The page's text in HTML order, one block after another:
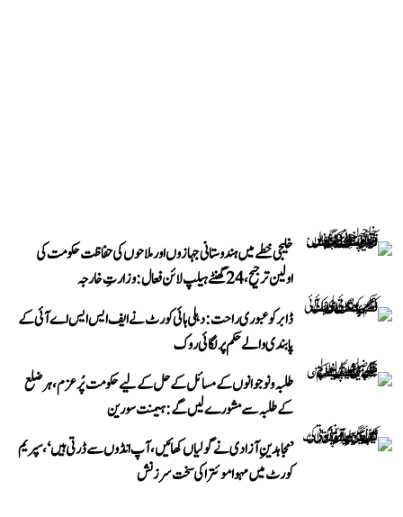
خلیجی خطے میں ہندوستانی جہازوں اور ملاحوں کی حفاظت حکومت کی
اولین ترجیح، 24 گھنٹے ہیلپ لائن فعال: وزارتِ خارجہ
ڈابر کو عبوری راحت: دہلی ہائی کورٹ نے ایف ایس ایس اے آئی کے
پابندی والے حکم پر لگائی روک
طلبہ و نوجوانوں کے مسائل کے حل کے لیے حکومت پُرعزم، ہر ضلع
کے طلبہ سے مشورے لیں گے: ہیمنت سورین
’مجاہدینِ آزادی نے گولیاں کھائیں، آپ انڈوں سے ڈرتی ہیں‘، سپریم
کورٹ میں مہوا موئترا کی سخت سرزنش